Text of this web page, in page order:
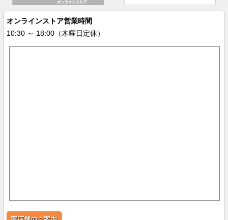
オンラインストア営業時間
10:30 ～ 18:00（木曜日定休）